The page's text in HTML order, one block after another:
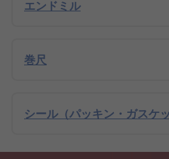
エンドミル
巻尺
シール（パッキン・ガスケ